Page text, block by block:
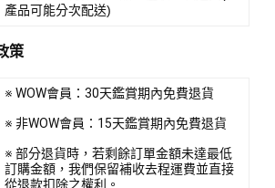
產品可能分次配送)
策
※ WOW會員：30天鑑賞期內免費退貨
※ 非WOW會員：15天鑑賞期內免費退貨
※ 部分退貨時，若剩餘訂單金額未達最低
訂購金額，我們保留補收去程運費並直接
從退款扣除之權利。